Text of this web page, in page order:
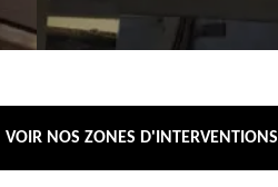
VOIR NOS ZONES D'INTERVENTIONS